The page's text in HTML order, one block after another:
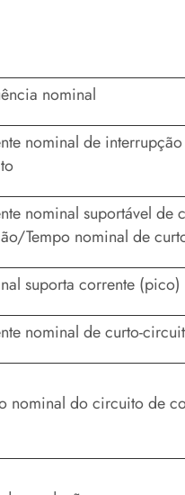
nominal
nominal de
nominal suportável de
Tempo nominal de
suporta corrente (pico)
nominal de curto-
nominal do circuito de